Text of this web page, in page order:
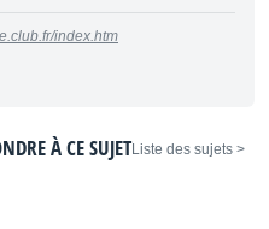
index.htm
< Liste des sujets
À CE SUJET